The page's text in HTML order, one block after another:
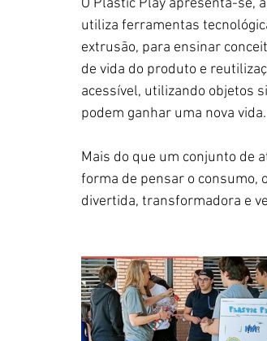
utiliza ferramentas
extrusão, para ensinar
de vida do produto e
acessível, utilizando objetos
podem ganhar uma nova vida.
Mais do que um conjunto de
forma de pensar o consumo,
divertida, transformadora e